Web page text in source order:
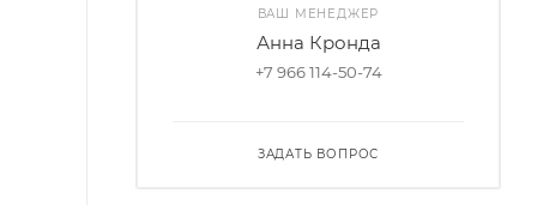
ВАШ МЕНЕДЖЕР
Анна Кронда
+7 966 114-50-74
ЗАДАТЬ ВОПРОС